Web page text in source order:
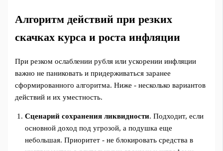
Алгоритм действий при резких
скачках курса и роста инфляции
При резком ослаблении рубля или ускорении инфляции
важно не паниковать и придерживаться заранее
сформированного алгоритма. Ниже - несколько вариантов
действий и их уместность.
Сценарий сохранения ликвидности. Подходит, если
основной доход под угрозой, а подушка еще
небольшая. Приоритет - не блокировать средства в